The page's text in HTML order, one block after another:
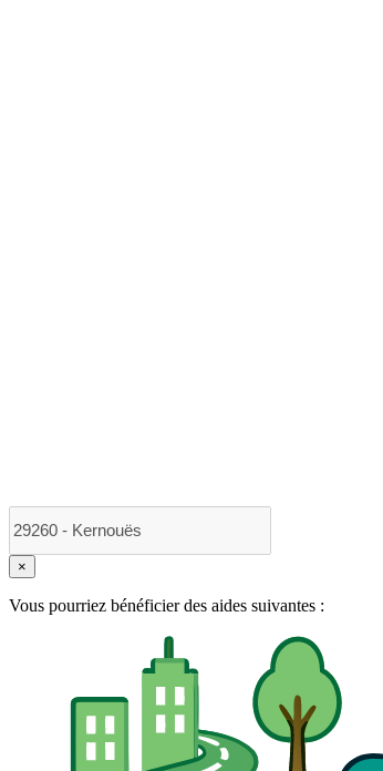
×
Vous pourriez bénéficier des aides suivantes :